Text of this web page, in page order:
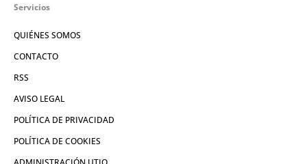
Servicios
QUIÉNES SOMOS
CONTACTO
RSS
AVISO LEGAL
POLÍTICA DE PRIVACIDAD
POLÍTICA DE COOKIES